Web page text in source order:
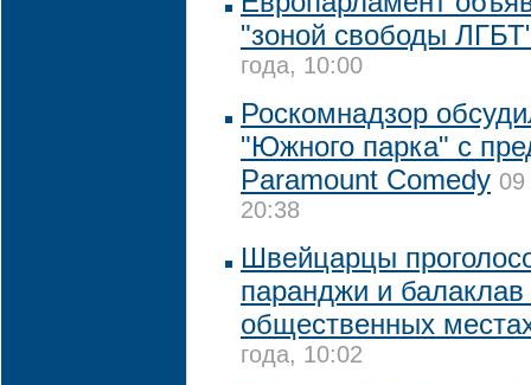
"зоной свободы
года, 10:00
Роскомнадзор
"Южного парка" с
Paramount Comedy 09
20:38
Швейцарцы
паранджи и балаклав
общественных
года, 10:02